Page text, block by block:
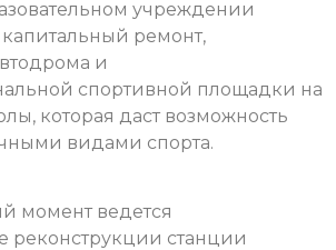
учреждении
ремонт,
и
спортивной площадки на
которая даст возможность
видами спорта.
момент ведется
реконструкции станции